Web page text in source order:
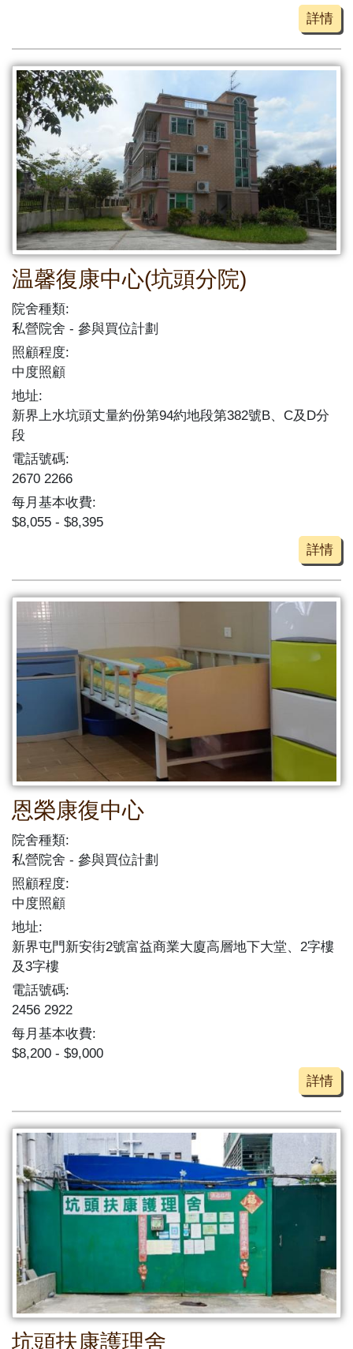
詳情
温馨復康中心(坑頭分院)
院舍種類:
私營院舍
參與買位計劃
照顧程度:
中度照顧
地址:
新界上水坑頭丈量約份第94約地段第382號B、C及D分
段
電話號碼:
2670 2266
每月基本收費:
$8,055 - $8,395
詳情
恩榮康復中心
院舍種類:
私營院舍
參與買位計劃
照顧程度:
中度照顧
地址:
新界屯門新安街2號富益商業大廈高層地下大堂、2字樓
及3字樓
電話號碼:
2456 2922
每月基本收費:
$8,200 - $9,000
詳情
坑頭扶康護理舍